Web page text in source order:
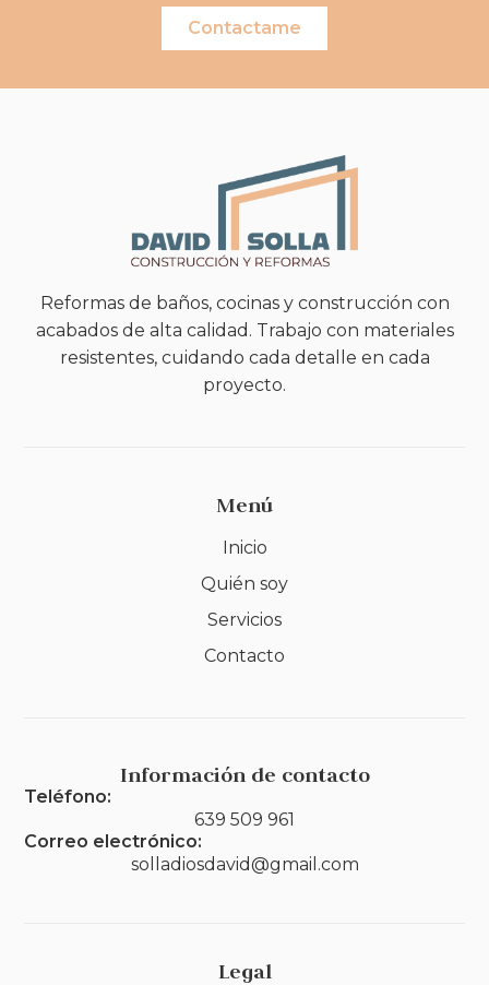
Contactame
Reformas de baños, cocinas y construcción con
acabados de alta calidad. Trabajo con materiales
resistentes, cuidando cada detalle en cada
proyecto.
Menú
Inicio
Quién soy
Servicios
Contacto
Información de contacto
Teléfono:
639 509 961
Correo electrónico:
solladiosdavid@gmail.com
Legal